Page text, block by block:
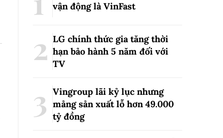
vận động là VinFast
LG chính thức gia tăng thời
hạn bảo hành 5 năm đối với
TV
Vingroup lãi kỷ lục nhưng
mảng sản xuất lỗ hơn 49.000
tỷ đồng